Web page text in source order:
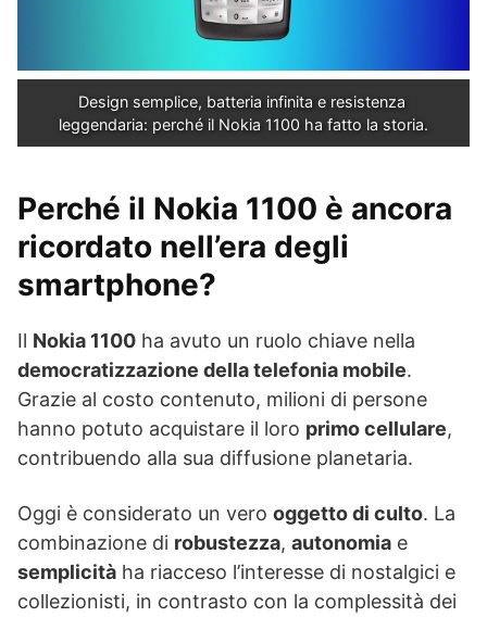
Design semplice, batteria infinita e resistenza
leggendaria: perché il Nokia 1100 ha fatto la storia.
Perché il Nokia 1100 è ancora
ricordato nell’era degli
smartphone?
Il Nokia 1100 ha avuto un ruolo chiave nella
democratizzazione della telefonia mobile.
Grazie al costo contenuto, milioni di persone
hanno potuto acquistare il loro primo cellulare,
contribuendo alla sua diffusione planetaria.
Oggi è considerato un vero oggetto di culto. La
combinazione di robustezza, autonomia e
semplicità ha riacceso l’interesse di nostalgici e
collezionisti, in contrasto con la complessità dei